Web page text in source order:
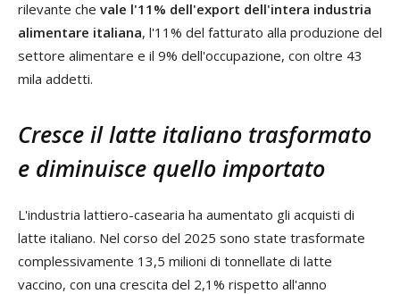
rilevante che vale l'11% dell'export dell'intera industria
alimentare italiana, l'11% del fatturato alla produzione del
settore alimentare e il 9% dell'occupazione, con oltre 43
mila addetti.
Cresce il latte italiano trasformato
e diminuisce quello importato
L'industria lattiero-casearia ha aumentato gli acquisti di
latte italiano. Nel corso del 2025 sono state trasformate
complessivamente 13,5 milioni di tonnellate di latte
vaccino, con una crescita del 2,1% rispetto all'anno